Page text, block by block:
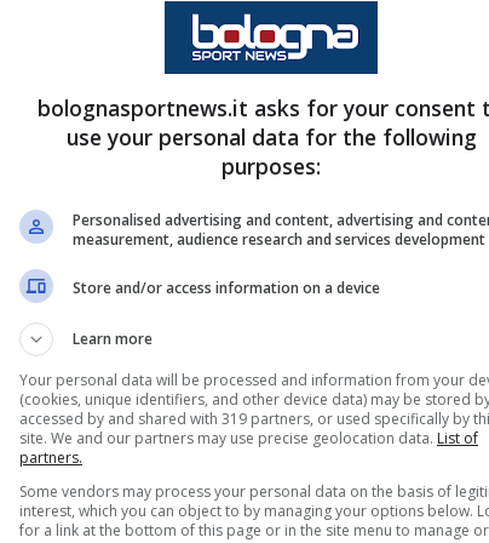
contro l’
Atalanta. Per il momento siamo nel
il tecnico croato deciderà di muoversi in
l’annuncio di Tudor
in vista delle prossime partite. Come
oggi sono state molto positive anche se
motivo alla
Molto dipenderà sia dai giocatori a
con il passaggio ad una difesa a quattro per
di utilizzarlo come mezzala a centrocampo.
bolognasportnews.it asks for your consent
use your personal data for the following
purposes:
Personalised advertising and content, advertising and
measurement, audience research and services development
Store and/or access information on a device
Learn more
Your personal data will be processed and information from your
(cookies, unique identifiers, and other device data) may be stored
accessed by and shared with 319 partners, or used specifically by
site. We and our partners may use precise geolocation data. List of
partners.
Some vendors may process your personal data on the basis of
interest, which you can object to by managing your options below.
for a link at the bottom of this page or in the site menu to manage or